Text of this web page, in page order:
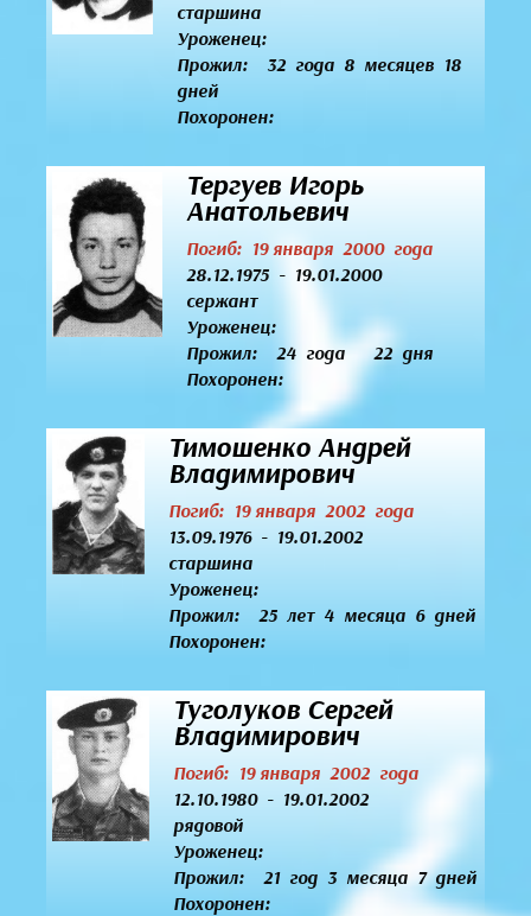
старшина
Уроженец:
Прожил: 32 года 8 месяцев 18
дней
Похоронен:
Тергуев Игорь
Анатольевич
Погиб: 19 января 2000 года
28.12.1975 - 19.01.2000
сержант
Уроженец:
Прожил: 24 года 22 дня
Похоронен:
Тимошенко Андрей
Владимирович
Погиб: 19 января 2002 года
13.09.1976 - 19.01.2002
старшина
Уроженец:
Прожил: 25 лет 4 месяца 6 дней
Похоронен:
Туголуков Сергей
Владимирович
Погиб: 19 января 2002 года
12.10.1980 - 19.01.2002
рядовой
Уроженец:
Прожил: 21 год 3 месяца 7 дней
Похоронен: